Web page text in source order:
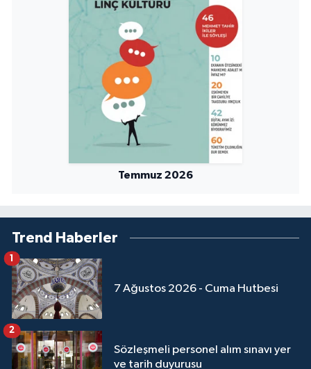
Temmuz 2026
Trend Haberler
7 Ağustos 2026 - Cuma Hutbesi
1
Sözleşmeli personel alım sınavı yer
ve tarih duyurusu
2
Uşak Müftülüğü
Van Müftülüğü
Yalova Müftülüğü
Yozgat Müftülüğü
Zonguldak Müftülüğü